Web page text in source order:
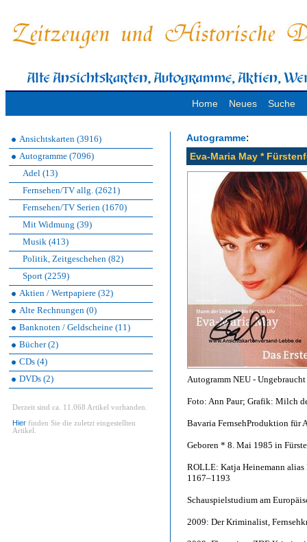
Home Neues Suche
Ansichtskarten (3916)
Autogramme (7096)
Adel (13)
Fernsehen/TV allg. (2621)
Fernsehen/TV Serien (1670)
Mit Widmung (39)
Musik (413)
Politik, Zeitgeschehen (82)
Sport (2259)
Aktien / Wertpapiere (32)
Alte Rechnungen (0)
Banknoten / Geldscheine (11)
Bücher (2)
CDs (4)
DVDs (2)
Derzeit sind ca. 11.068 Artikel vorhanden.
Hier finden Sie die zuletzt eingestellten
Artikel.
Autogramme:
Eva-Maria May *
Autogramm NEU -
Foto: Ann Paur; Grafik: Milch
Bavaria FernsehProduktion für
Geboren * 8. Mai 1985 in
ROLLE: Katja Heinemann
1167–1193
Schauspielstudium am
2009: Der Kriminalist,